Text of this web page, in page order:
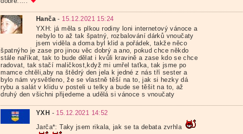
Hanča- 15.12.2021 15:24
YXH: já měla s plkou rodiny loni internetový vánoce a
nebylo to až tak špatný, rozbalování dárků vnoučaty
jsem viděla a doma byl klid a pořádek, takže něco
špatnýho je zase pro jinou věc dobrý a ano, pokud chce někdo
stále naříkat, tak to bude dělat i kvůli kravině a zase kdo se chce
radovat, tak stačí maličkost,když mi umřel taťka, tak jsme po
mamce chtěli,aby na štědrý den jela k jedné z nás tří sester a
bylo nám vysvětleno, že se vlastně těší na to, jak si hezky dá
rybu a salát v klidu v posteli u telky a bude se těšit na to, až
druhý den všichni přijedeme a udělá si vánoce s vnoučaty
YXH - 15.12.2021 14:52
Jarča*: Taky jsem rikala, jak se ta debata zvrhla